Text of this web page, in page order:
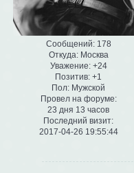
Сообщений:178
Откуда:Москва
Уважение: +24
Позитив: +1
Пол: Мужской
Провел на форуме:
23 дня 13 часов
Последний визит:
2017-04-26 19:55:44